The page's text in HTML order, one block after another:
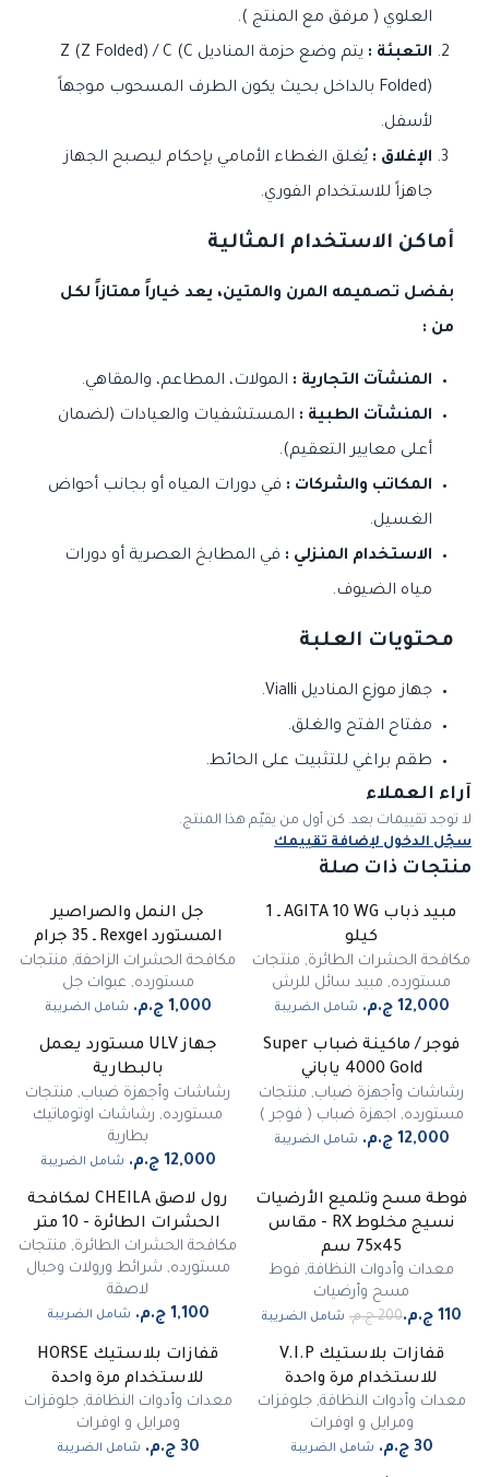
العلوي ( مرفق مع المنتج ).
التعبئة :
يتم وضع حزمة المناديل Z (Z Folded) / C (C
Folded) بالداخل بحيث يكون الطرف المسحوب موجهاً
لأسفل.
الإغلاق : يُغلق الغطاء الأمامي بإحكام ليصبح الجهاز
جاهزاً للاستخدام الفوري.
أماكن الاستخدام المثالية
بفضل تصميمه المرن والمتين، يعد خياراً ممتازاً لكل
من :
المنشآت التجارية : المولات، المطاعم، والمقاهي.
المنشآت الطبية : المستشفيات والعيادات (لضمان
أعلى معايير التعقيم).
المكاتب والشركات : في دورات المياه أو بجانب أحواض
الغسيل.
الاستخدام المنزلي : في المطابخ العصرية أو دورات
مياه الضيوف.
محتويات العلبة
جهاز موزع المناديل Vialli.
مفتاح الفتح والغلق.
طقم براغي للتثبيت على الحائط.
آراء العملاء
لا توجد تقييمات بعد. كن أول من يقيّم هذا المنتج.
سجّل الدخول لإضافة تقييمك
منتجات ذات صلة
مبيد ذباب AGITA 10 WG ـ 1
كيلو
مكافحة الحشرات الطائرة, منتجات
مستورده, مبيد سائل للرش
شامل الضريبة
غير متوفر
جل النمل والصراصير
المستورد Rexgel ـ 35 جرام
مكافحة الحشرات الزاحفة, منتجات
مستورده,عبوات جل
شامل الضريبة
غير متوفرفوجر / ماكينة ضباب Super
4000 Gold ياباني
رشاشات وأجهزة ضباب, منتجات
مستورده, اجهزة ضباب ( فوجر )
شامل الضريبة
جهاز ULV مستورد يعمل
بالبطارية
رشاشات وأجهزة ضباب, منتجات
مستورده, رشاشات اوتوماتيك
بطارية
شامل الضريبة
%
فوطة مسح وتلميع الأرضيات
نسيج مخلوط RX - مقاس
45×75 سم
معدات وأدوات النظافة, فوط
مسح وأرضيات
شامل الضريبة
رول لاصق CHEILA لمكافحة
الحشرات الطائرة - 10 متر
مكافحة الحشرات الطائرة, منتجات
مستورده, شرائط ورولات وحبال
لاصقة
شامل الضريبة
قفازات بلاستيك V.I.P
للاستخدام مرة واحدة
معدات وأدوات النظافة,جلوفزات
ومرايل و اوفرات
شامل الضريبة
قفازات بلاستيك HORSE
للاستخدام مرة واحدة
معدات وأدوات النظافة,جلوفزات
ومرايل و اوفرات
شامل الضريبة